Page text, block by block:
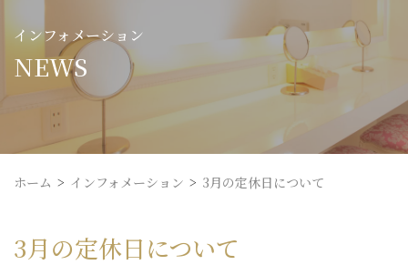
インフォメーション
NEWS
ホーム インフォメーション 3月の定休日について
3月の定休日について